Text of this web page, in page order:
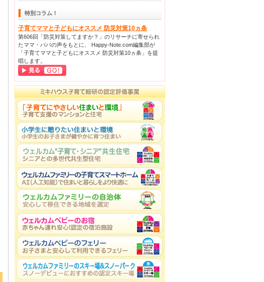
特別コラム！
子育てママと子どもにオススメ 防災対策10ヵ条
第606回「防災対策してますか？」のリサーチに寄せられ
たママ・パパの声をもとに、 Happy-Note.com編集部が
「子育てママと子どもにオススメ 防災対策10ヵ条」を提
唱します。